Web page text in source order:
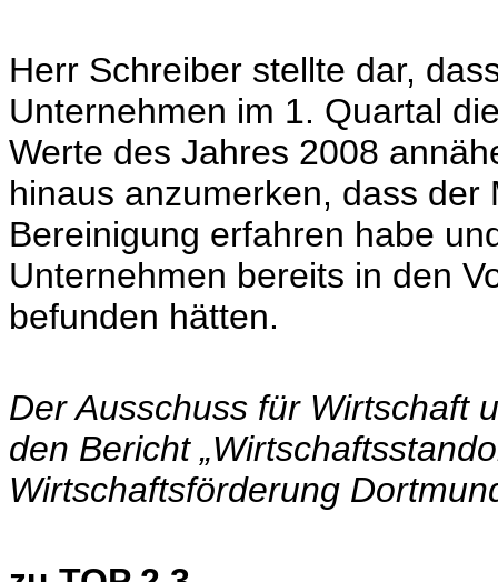
Herr Schreiber stellte dar,
Unternehmen im 1. Quartal
Werte des Jahres 2008
hinaus anzumerken, dass
Bereinigung erfahren habe
Unternehmen bereits in den
befunden hätten.
Der Ausschuss für Wirtschaft
den Bericht
Wirtschaftsförderung